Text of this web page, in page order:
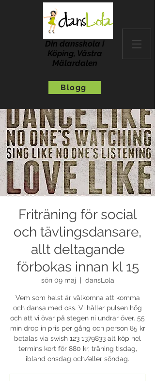
Din dansskola i
Köping, Västra
Mälardalen
Blogg
Friträning för social
och tävlingsdansare,
allt deltagande
förbokas innan kl 15
sön 09 maj dansLola
Vem som helst är välkomna att komma
och dansa med oss. Vi håller pulsen hög
och att vi övar på stegen ni undrar över. 55
min drop in pris per gång och person 85 kr
betalas via swish 123 1379833 alt köp hel
termins kort för 880 kr, träning tisdag,
ibland onsdag och/eller söndag.